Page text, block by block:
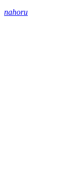
nahoru